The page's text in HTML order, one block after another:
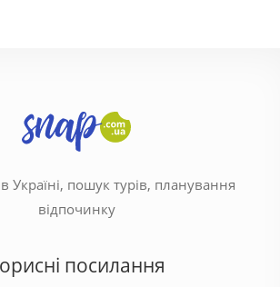
Україні, пошук турів, планування
відпочинку
посилання